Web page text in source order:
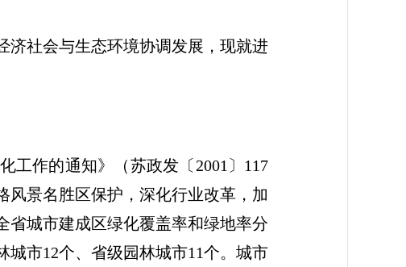
济社会与生态环境协调发展，现就进
工作的通知》（苏政发〔2001〕117
风景名胜区保护，深化行业改革，加
省城市建成区绿化覆盖率和绿地率分
城市12个、省级园林城市11个。城市